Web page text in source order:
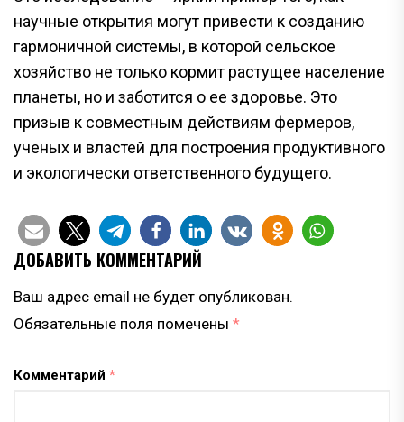
научные открытия могут привести к созданию
гармоничной системы, в которой сельское
хозяйство не только кормит растущее население
планеты, но и заботится о ее здоровье. Это
призыв к совместным действиям фермеров,
ученых и властей для построения продуктивного
и экологически ответственного будущего.
ДОБАВИТЬ КОММЕНТАРИЙ
Ваш адрес email не будет опубликован.
Обязательные поля помечены *
Комментарий *